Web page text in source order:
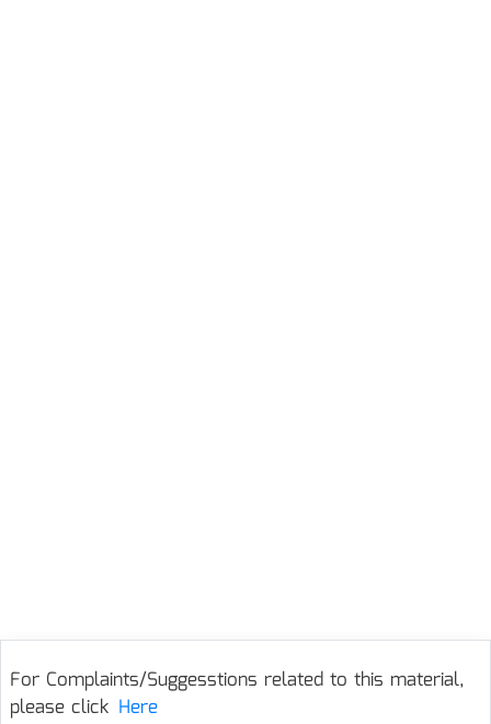
For Complaints/Suggesstions related to this material,
please click Here